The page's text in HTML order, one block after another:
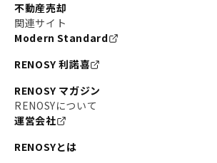
不動産売却
関連サイト
Modern Standard
RENOSY 利諾喜
RENOSY マガジン
RENOSYについて
運営会社
RENOSYとは